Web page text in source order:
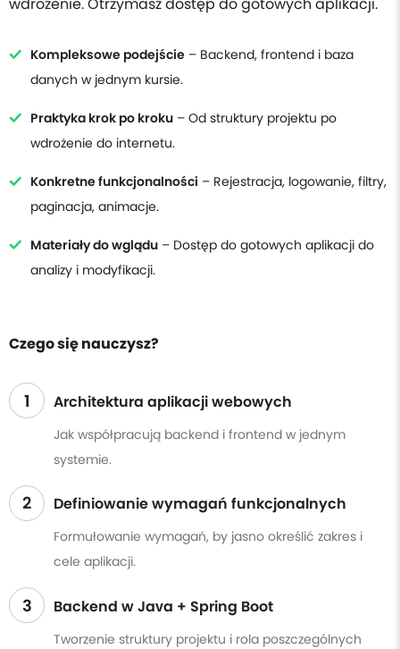
Kompleksowe podejście – Backend, frontend i baza
danych w jednym kursie.
Praktyka krok po kroku – Od struktury projektu po
wdrożenie do internetu.
Konkretne funkcjonalności – Rejestracja, logowanie, filtry,
paginacja, animacje.
Materiały do wglądu – Dostęp do gotowych aplikacji do
analizy i modyfikacji.
Czego się nauczysz?
1 Architektura aplikacji webowych
Jak współpracują backend i frontend w jednym
systemie.
2 Definiowanie wymagań funkcjonalnych
Formułowanie wymagań, by jasno określić zakres i
cele aplikacji.
3 Backend w Java + Spring Boot
Tworzenie struktury projektu i rola poszczególnych